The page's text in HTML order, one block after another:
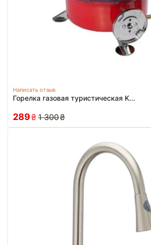
Написать отзыв
Горелка газовая туристическая K...
289₴ 1 300₴